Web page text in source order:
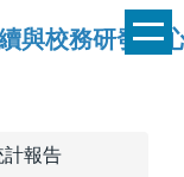
與校務研發中
計報告